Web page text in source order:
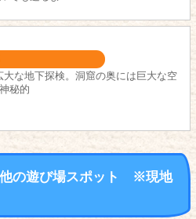
大な地下探検。洞窟の奥には巨大な空
秘的
他の遊び場スポット ※現地